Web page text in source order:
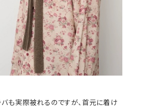
バも実際被れるのですが、首元に着け